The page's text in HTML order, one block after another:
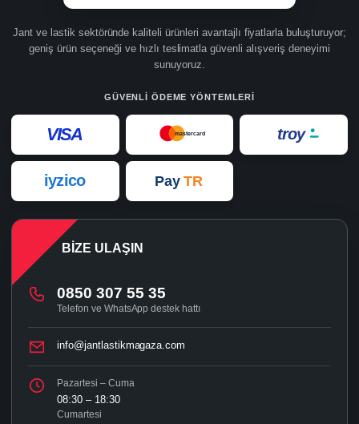
Jant ve lastik sektöründe kaliteli ürünleri avantajlı fiyatlarla buluşturuyor;
geniş ürün seçeneği ve hızlı teslimatla güvenli alışveriş deneyimi
sunuyoruz.
GÜVENLI ÖDEME YÖNTEMLERI
VISA mastercard troy
iyzico Pay TR
BIZE ULAŞIN
0850 307 55 35
Telefon ve WhatsApp destek hattı
info@jantlastikmagaza.com
Pazartesi – Cuma
08:30 – 18:30
Cumartesi